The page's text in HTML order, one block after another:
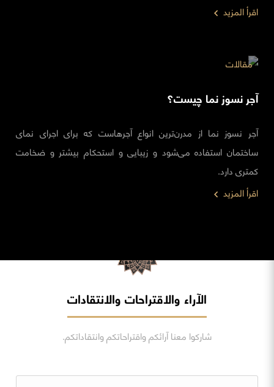
اقرأ المزيد
آجر نسوز نما چیست؟
آجر نسوز نما از مدرن‌ترین انواع آجرهاست که برای اجرای نمای
ساختمان استفاده می‌شود و زیبایی و استحکام بیشتر و ضخامت
کمتری دارد.
مقالات
اقرأ المزيد
الآراء والاقتراحات والانتقادات
شاركوا معنا آرائكم واقتراحاتكم وانتقاداتكم.